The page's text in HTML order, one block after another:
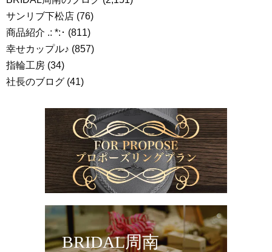
サンリブ下松店 (76)
商品紹介 .: *:･ (811)
幸せカップル♪ (857)
指輪工房 (34)
社長のブログ (41)
BRIDAL周南